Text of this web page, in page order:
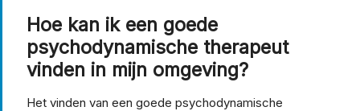
Hoe kan ik een goede
psychodynamische therapeut
vinden in mijn omgeving?
Het vinden van een goede psychodynamische